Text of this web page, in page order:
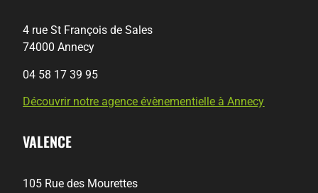
4 rue St François de Sales
74000 Annecy
04 58 17 39 95
Découvrir notre agence évènementielle à Annecy
VALENCE
105 Rue des Mourettes